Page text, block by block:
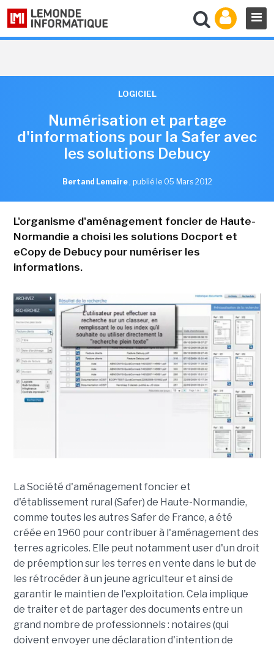
LOGICIEL
Numérisation et partage
d'informations pour la Safer avec
les solutions Debucy
Bertand Lemaire , publié le 05 Mars 2012
L'organisme d'aménagement foncier de Haute-
Normandie a choisi les solutions Docport et
eCopy de Debucy pour numériser les
informations.
La Société d'aménagement foncier et
d'établissement rural (Safer) de Haute-Normandie,
comme toutes les autres Safer de France, a été
créée en 1960 pour contribuer à l'aménagement des
terres agricoles. Elle peut notamment user d'un droit
de préemption sur les terres en vente dans le but de
les rétrocéder à un jeune agriculteur et ainsi de
garantir le maintien de l'exploitation. Cela implique
de traiter et de partager des documents entre un
grand nombre de professionnels : notaires (qui
doivent envoyer une déclaration d'intention de